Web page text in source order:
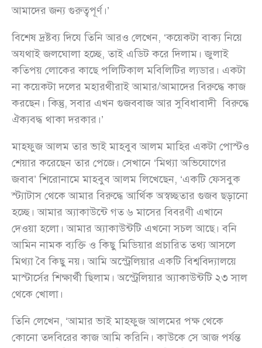
আমাদের জন্য গুরুত্বপূর্ণ।’
বিশেষ দ্রষ্টব্য দিযে তিনি আরও লেখেন, ‘কয়েকটা বাক্য নিয়ে
অযথাই জলঘোলা হচ্ছে, তাই এডিট করে দিলাম। জুলাই
কতিপয় লোকের কাছে পলিটিকাল মবিলিটির ল্যডার। একটা
না কয়েকটা দলের মহারথীরাই আমার/আমাদের বিরুদ্ধে কাজ
করছেন। কিন্তু, সবার এখন গুজববাজ আর সুবিধাবাদী বিরুদ্ধে
ঐক্যবদ্ধ থাকা দরকার।’
মাহফুজ আলম তার ভাই মাহবুব আলম মাহির একটা পোস্টও
শেয়ার করেছেন তার পেজে। সেখানে ‘মিথ্যা অভিযোগের
জবাব’ শিরোনামে মাহবুব আলম লিখেছেন, ‘একটি ফেসবুক
স্ট্যাটাস থেকে আমার বিরুদ্ধে আর্থিক অস্বচ্ছতার গুজব ছড়ানো
হচ্ছে। আমার অ্যাকাউন্টে গত ৬ মাসের বিবরণী এখানে
দেওয়া হলো। আমার অ্যাকাউন্টটি এখনো সচল আছে। বনি
আমিন নামক ব্যক্তি ও কিছু মিডিয়ার প্রচারিত তথ্য আসলে
মিথ্যা বৈ কিছু নয়। আমি অস্ট্রেলিয়ার একটি বিশ্ববিদ্যালয়ে
মাস্টার্সের শিক্ষার্থী ছিলাম। অস্ট্রেলিয়ার অ্যাকাউন্টটি ২৩ সাল
থেকে খোলা।
তিনি লেখেন, ‘আমার ভাই মাহফুজ আলমের পক্ষ থেকে
কোনো তদবিরের কাজ আমি করিনি। কাউকে সে আজ পর্যন্ত